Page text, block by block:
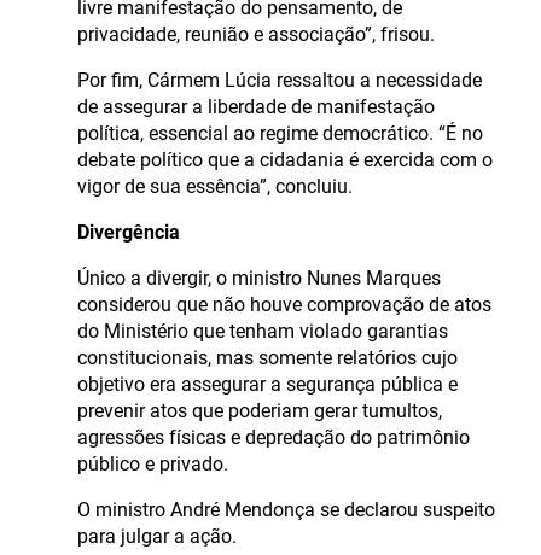
livre manifestação do pensamento, de
privacidade, reunião e associação”, frisou.
Por fim, Cármem Lúcia ressaltou a necessidade
de assegurar a liberdade de manifestação
política, essencial ao regime democrático. “É no
debate político que a cidadania é exercida com o
vigor de sua essência”, concluiu.
Divergência
Único a divergir, o ministro Nunes Marques
considerou que não houve comprovação de atos
do Ministério que tenham violado garantias
constitucionais, mas somente relatórios cujo
objetivo era assegurar a segurança pública e
prevenir atos que poderiam gerar tumultos,
agressões físicas e depredação do patrimônio
público e privado.
O ministro André Mendonça se declarou suspeito
para julgar a ação.